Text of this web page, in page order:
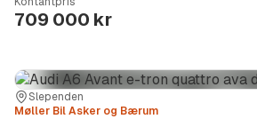
Type:
Year:
Type:
709 000 kr
Sted:
Slependen
Forhandler:
Møller Bil Asker og Bærum